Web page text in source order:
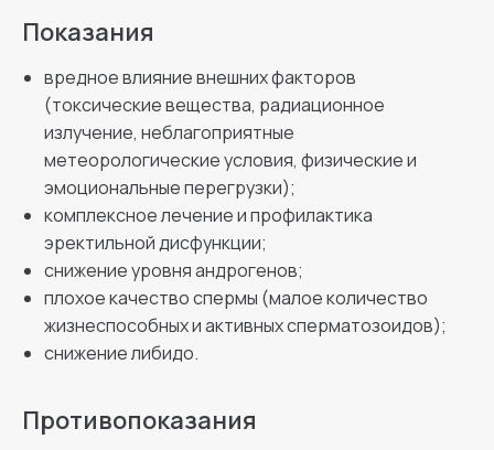
Показания
вредное влияние внешних факторов
(токсические вещества, радиационное
излучение, неблагоприятные
метеорологические условия, физические и
эмоциональные перегрузки);
комплексное лечение и профилактика
эректильной дисфункции;
снижение уровня андрогенов;
плохое качество спермы (малое количество
жизнеспособных и активных сперматозоидов);
снижение либидо.
Противопоказания